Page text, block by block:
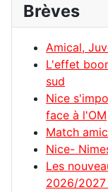
Brèves
Amical,
L'effet
sud
Nice
face à l'OM
Match
Nice-
Les
2026/